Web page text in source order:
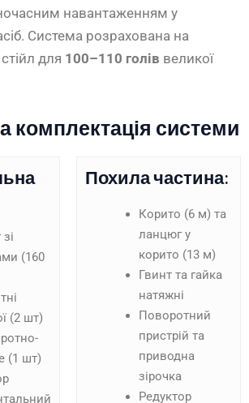
навантаженням у
Система розрахована на
для 100–110 голів великої
комплектація системи
(160
(2 шт)
(1 шт)
Похила частина:
Корито (6 м) та
ланцюг у
корито (13 м)
Гвинт та гайка
натяжні
Поворотний
пристрій та
приводна
зірочка
Редуктор